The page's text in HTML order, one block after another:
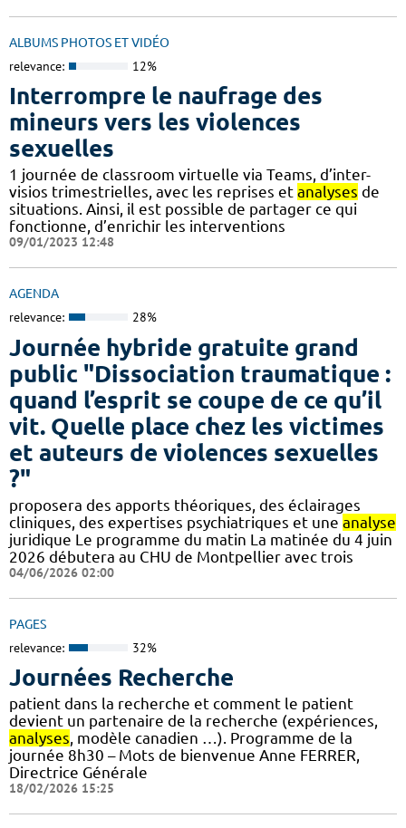
ALBUMS PHOTOS ET VIDÉO
relevance: 12%
Interrompre le naufrage des
mineurs vers les violences
sexuelles
1 journée de classroom virtuelle via Teams, d’inter-
visios trimestrielles, avec les reprises et analyses de
situations. Ainsi, il est possible de partager ce qui
fonctionne, d’enrichir les interventions
09/01/2023 12:48
AGENDA
relevance: 28%
Journée hybride gratuite grand
public "Dissociation traumatique :
quand l’esprit se coupe de ce qu’il
vit. Quelle place chez les victimes
et auteurs de violences sexuelles
?"
proposera des apports théoriques, des éclairages
cliniques, des expertises psychiatriques et une analyse
juridique Le programme du matin La matinée du 4 juin
2026 débutera au CHU de Montpellier avec trois
04/06/2026 02:00
PAGES
relevance: 32%
Journées Recherche
patient dans la recherche et comment le patient
devient un partenaire de la recherche (expériences,
analyses, modèle canadien …). Programme de la
journée 8h30 – Mots de bienvenue Anne FERRER,
Directrice Générale
18/02/2026 15:25